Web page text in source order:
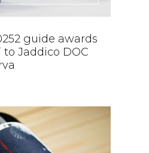
guide awards
to Jaddico DOC